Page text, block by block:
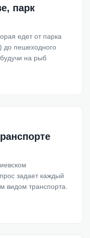
парк
едет от парка
до пешеходного
на рыб
задает каждый
видом транспорта.